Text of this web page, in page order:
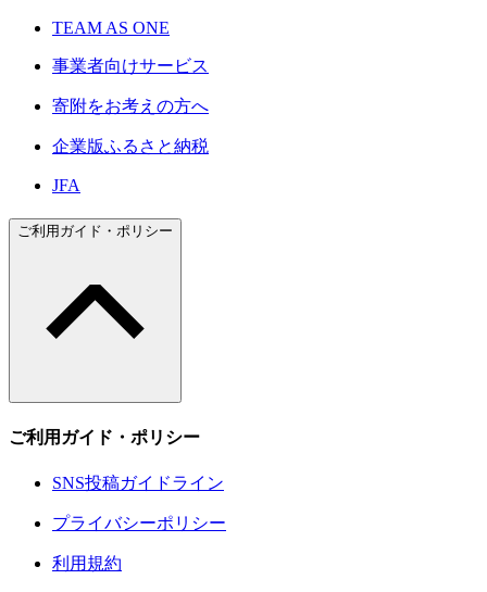
TEAM AS ONE
事業者向けサービス
寄附をお考えの方へ
企業版ふるさと納税
JFA
ご利用ガイド・ポリシー
ご利用ガイド・ポリシー
SNS投稿ガイドライン
プライバシーポリシー
利用規約